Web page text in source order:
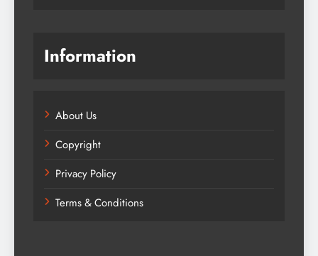
Information
About Us
Copyright
Privacy Policy
Terms & Conditions